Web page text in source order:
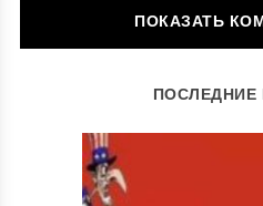
ОСТАВИТЬ
Ваш адрес email не будет
Комментарий*